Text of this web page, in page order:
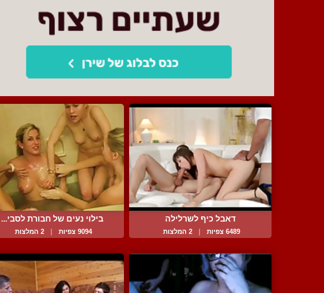
דאבל כיף לשרלילה
6489 צפיות 2 המלצות
בילוי נעים של חבורת לסבי...
9094 צפיות 2 המלצות